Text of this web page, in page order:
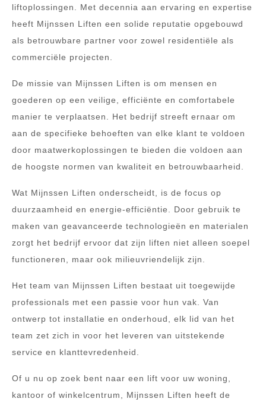
liftoplossingen. Met decennia aan ervaring en expertise
heeft Mijnssen Liften een solide reputatie opgebouwd
als betrouwbare partner voor zowel residentiële als
commerciële projecten.
De missie van Mijnssen Liften is om mensen en
goederen op een veilige, efficiënte en comfortabele
manier te verplaatsen. Het bedrijf streeft ernaar om
aan de specifieke behoeften van elke klant te voldoen
door maatwerkoplossingen te bieden die voldoen aan
de hoogste normen van kwaliteit en betrouwbaarheid.
Wat Mijnssen Liften onderscheidt, is de focus op
duurzaamheid en energie-efficiëntie. Door gebruik te
maken van geavanceerde technologieën en materialen
zorgt het bedrijf ervoor dat zijn liften niet alleen soepel
functioneren, maar ook milieuvriendelijk zijn.
Het team van Mijnssen Liften bestaat uit toegewijde
professionals met een passie voor hun vak. Van
ontwerp tot installatie en onderhoud, elk lid van het
team zet zich in voor het leveren van uitstekende
service en klanttevredenheid.
Of u nu op zoek bent naar een lift voor uw woning,
kantoor of winkelcentrum, Mijnssen Liften heeft de